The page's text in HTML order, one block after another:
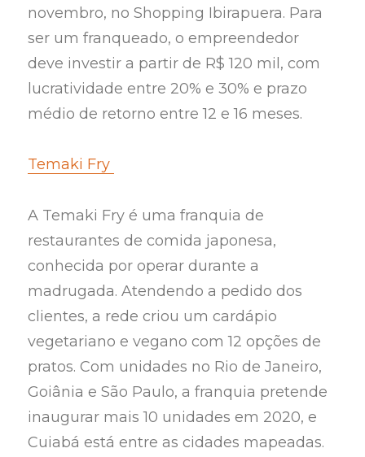
novembro, no Shopping Ibirapuera. Para
ser um franqueado, o empreendedor
deve investir a partir de R$ 120 mil, com
lucratividade entre 20% e 30% e prazo
médio de retorno entre 12 e 16 meses.
Temaki Fry
A Temaki Fry é uma franquia de
restaurantes de comida japonesa,
conhecida por operar durante a
madrugada. Atendendo a pedido dos
clientes, a rede criou um cardápio
vegetariano e vegano com 12 opções de
pratos. Com unidades no Rio de Janeiro,
Goiânia e São Paulo, a franquia pretende
inaugurar mais 10 unidades em 2020, e
Cuiabá está entre as cidades mapeadas.